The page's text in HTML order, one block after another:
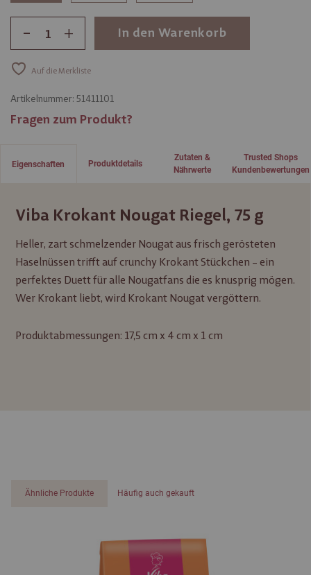
- + In den Warenkorb
Auf die Merkliste
Artikelnummer: 51411101
Fragen zum Produkt?
Eigenschaften
Viba Krokant Nougat Riegel, 75 g
Heller, zart schmelzender Nougat aus frisch gerösteten
Haselnüssen trifft auf crunchy Krokant Stückchen – ein
perfektes Duett für alle Nougatfans die es knusprig mögen.
Wer Krokant liebt, wird Krokant Nougat vergöttern.
Produktabmessungen: 17,5 cm x 4 cm x 1 cm
Produktdetails
Zutaten &
Nährwerte
Trusted Shops
Kundenbewertungen
Ähnliche Produkte Häufig auch gekauft